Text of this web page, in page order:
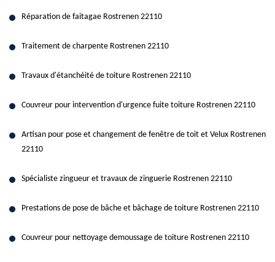
Réparation de faitagae Rostrenen 22110
Traitement de charpente Rostrenen 22110
Travaux d'étanchéité de toiture Rostrenen 22110
Couvreur pour intervention d'urgence fuite toiture Rostrenen 22110
Artisan pour pose et changement de fenêtre de toit et Velux Rostrenen
22110
Spécialiste zingueur et travaux de zinguerie Rostrenen 22110
Prestations de pose de bâche et bâchage de toiture Rostrenen 22110
Couvreur pour nettoyage demoussage de toiture Rostrenen 22110